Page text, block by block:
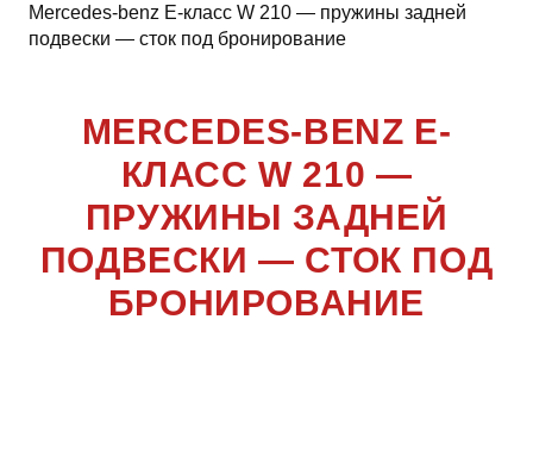
Mercedes-benz Е-класс W 210 — пружины задней
подвески — сток под бронирование
MERCEDES-BENZ Е-
КЛАСС W 210 —
ПРУЖИНЫ ЗАДНЕЙ
ПОДВЕСКИ — СТОК ПОД
БРОНИРОВАНИЕ